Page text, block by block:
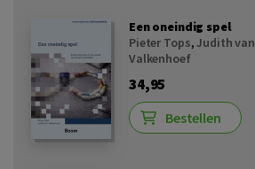
Een oneindig spel
Pieter Tops,Judith van
Valkenhoef
34,95
Bestellen